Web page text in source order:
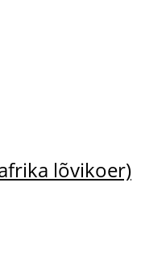
lõvikoer)